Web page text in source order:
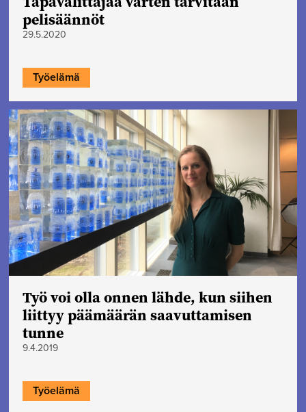
pelisäännöt
29.5.2020
Työelämä
Työ voi olla onnen lähde, kun siihen
liittyy päämäärän saavuttamisen
tunne
9.4.2019
Työelämä